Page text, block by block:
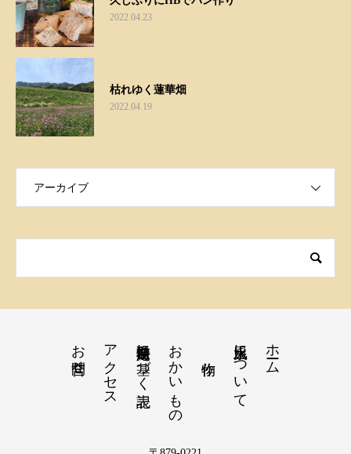
2022.04.23
枯れゆく蓮華畑
2022.04.19
アーカイブ
ホーム
火水風土について
おかいもの
特定商取引法に基づく表記
アクセス
お問合せ